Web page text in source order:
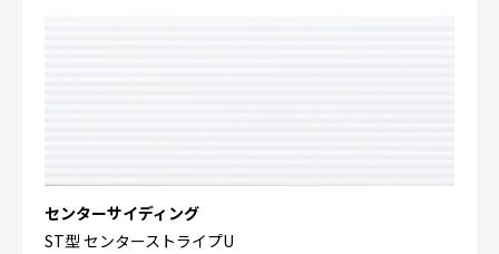
センターサイディング
ST型 センターストライプU